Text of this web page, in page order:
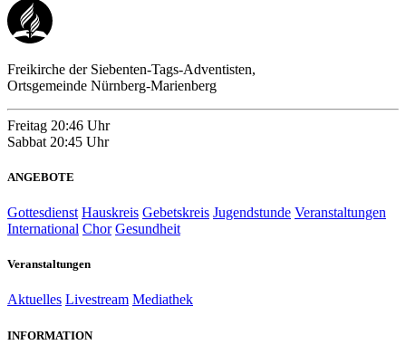
Freikirche der Siebenten-Tags-Adventisten,
Ortsgemeinde Nürnberg-Marienberg
Freitag 20:46 Uhr
Sabbat 20:45 Uhr
ANGEBOTE
Gottesdienst Hauskreis Gebetskreis Jugendstunde Veranstaltungen
International Chor Gesundheit
Veranstaltungen
Aktuelles Livestream Mediathek
INFORMATION